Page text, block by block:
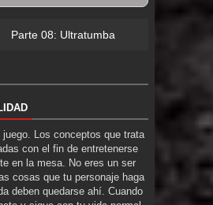
Parte 08: Ultratumba
Los conceptos que trata
con el fin de entretenerse
en la mesa. No eres un ser
cosas que tu personaje haga
deben quedarse ahí. Cuando